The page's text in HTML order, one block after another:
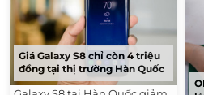
Giá Galaxy S8 chỉ còn 4 triệu
đồng tại thị trường Hàn Quốc